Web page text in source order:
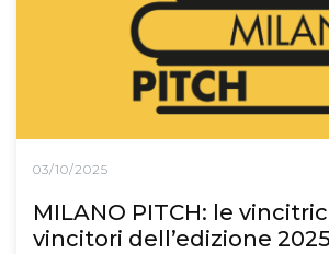
03/10/2025
MILANO PITCH: le
vincitori dell’edizione 2025